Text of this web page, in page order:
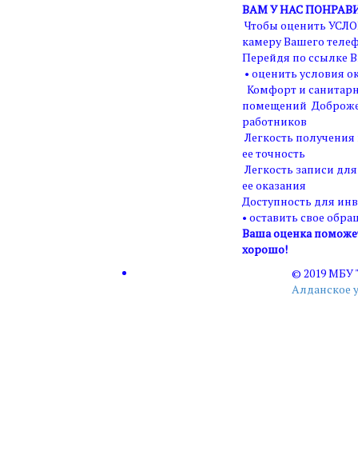
ВАМ У НАС
Чтобы оценить
камеру Вашего
Перейдя по ссылке
• оценить условия
Комфорт и
помещений
работников
Легкость
ее точность
Легкость записи
ее оказания
Доступность для
• оставить свое
Ваша оценка
хорошо!
© 2019
Алданское